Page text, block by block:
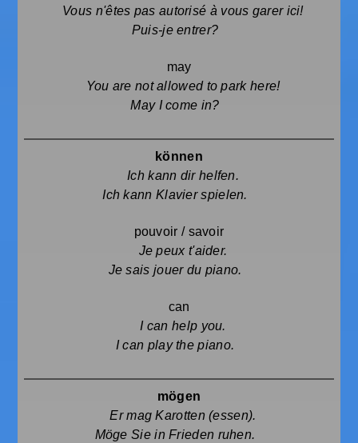
Vous n'êtes pas autorisé à vous garer ici!
Puis-je entrer?
may
You are not allowed to park here!
May I come in?
können
Ich kann dir helfen.
Ich kann Klavier spielen.
pouvoir / savoir
Je peux t'aider.
Je sais jouer du piano.
can
I can help you.
I can play the piano.
mögen
Er mag Karotten (essen).
Möge Sie in Frieden ruhen.